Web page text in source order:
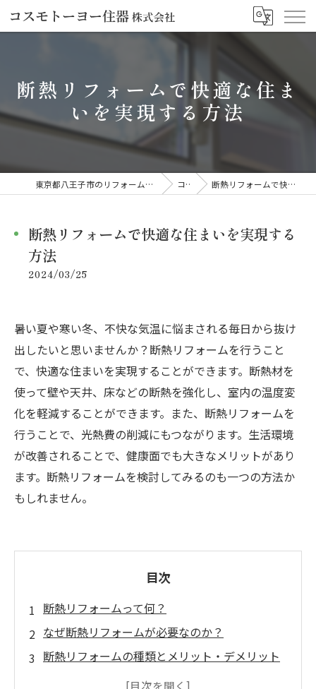
断熱リフォームで快適な住ま
いを実現する方法
東京都八王子市のリフォームならコスモトーヨー住器株式会社 コラム 断熱リフォームで快適な住まいを実現する方法
断熱リフォームで快適な住まいを実現する
方法
2024/03/25
暑い夏や寒い冬、不快な気温に悩まされる毎日から抜け
出したいと思いませんか？断熱リフォームを行うこと
で、快適な住まいを実現することができます。断熱材を
使って壁や天井、床などの断熱を強化し、室内の温度変
化を軽減することができます。また、断熱リフォームを
行うことで、光熱費の削減にもつながります。生活環境
が改善されることで、健康面でも大きなメリットがあり
ます。断熱リフォームを検討してみるのも一つの方法か
もしれません。
目次
断熱リフォームって何？
なぜ断熱リフォームが必要なのか？
断熱リフォームの種類とメリット・デメリット
断熱リフォームの費用と実現可能性